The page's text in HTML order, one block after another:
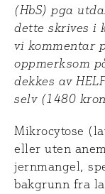
(HbS) pga
dette skrives i
vi kommentar
oppmerksom
dekkes av
selv (1480
Mikrocytose
eller uten
jernmangel,
bakgrunn fra